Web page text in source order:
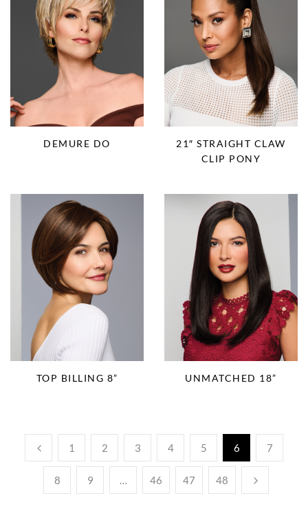
DEMURE DO
21″ STRAIGHT CLAW
CLIP PONY
TOP BILLING 8” UNMATCHED 18”
1 2 3 4 5 6 7
8 9 … 46 47 48